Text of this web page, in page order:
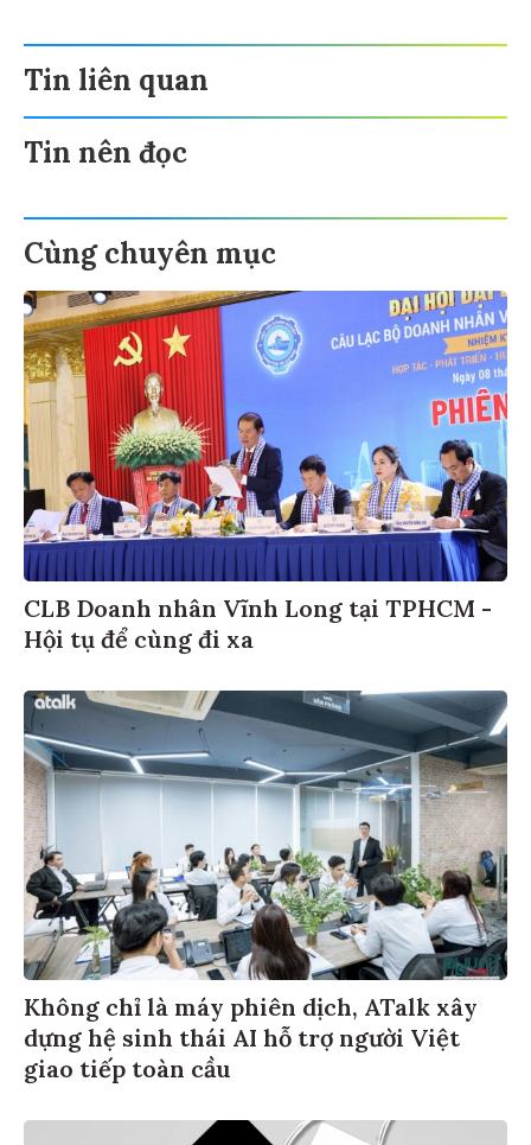
Tin liên quan
Tin nên đọc
Cùng chuyên mục
CLB Doanh nhân Vĩnh Long tại TPHCM -
Hội tụ để cùng đi xa
Không chỉ là máy phiên dịch, ATalk xây
dựng hệ sinh thái AI hỗ trợ người Việt
giao tiếp toàn cầu